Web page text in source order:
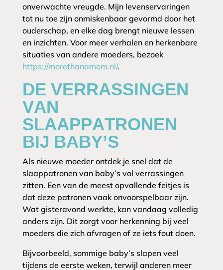
onverwachte vreugde. Mijn levenservaringen
tot nu toe zijn onmiskenbaar gevormd door het
ouderschap, en elke dag brengt nieuwe lessen
en inzichten. Voor meer verhalen en herkenbare
situaties van andere moeders, bezoek
https://morethanamom.nl/.
DE VERRASSINGEN
VAN
SLAAPPATRONEN
BIJ BABY’S
Als nieuwe moeder ontdek je snel dat de
slaappatronen van baby’s vol verrassingen
zitten. Een van de meest opvallende feitjes is
dat deze patronen vaak onvoorspelbaar zijn.
Wat gisteravond werkte, kan vandaag volledig
anders zijn. Dit zorgt voor herkenning bij veel
moeders die zich afvragen of ze iets fout doen.
Bijvoorbeeld, sommige baby’s slapen veel
tijdens de eerste weken, terwijl anderen meer